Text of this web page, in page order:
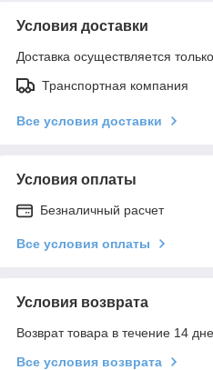
Условия доставки
Доставка осуществляется
Транспортная компания
Все условия доставки
Условия оплаты
Безналичный расчет
Все условия оплаты
Условия возврата
Возврат товара в течение 14
Все условия возврата